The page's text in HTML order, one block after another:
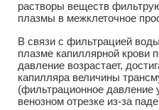
растворы веществ
плазмы в межклеточное
В связи с фильтрацией
плазме капиллярной крови
давление возрастает,
капилляра величины
(фильтрационное
венозном отрезке из-за